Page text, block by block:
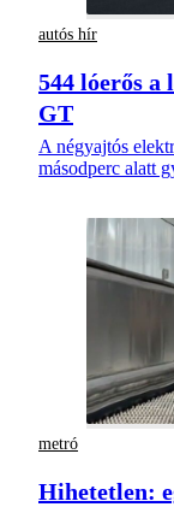
autós hír
544 lóerős a
GT
A négyajtós
másodperc alatt
metró
Hihetetlen: